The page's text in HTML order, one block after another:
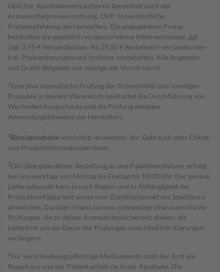
Üblicher Apothekenverkaufspreis berechnet nach der
Arzneimittelpreisverordnung. UVP: Unverbindliche
Preisempfehlung des Herstellers. Die angegebenen Preise
beinhalten die gesetzlich vorgeschriebene Mehrwertsteuer, ggf.
zzgl. 3,95 € Versandkosten. Ab 29,00 € Bestell­wert versand­kosten­
frei. Preisänderungen und Irrtümer vorbehalten. Alle Angebote
und Gratis-Beigaben nur solange der Vorrat reicht.
1 Eine pharmazeutische Prüfung der Arzneimittel und sonstigen
Produkte in deinem Warenkorb beinhaltet die Durchführung von
Wechselwirkungschecks und die Prüfung etwaiger
Anwendungshinweise des Herstellers.
2Biozidproduktevorsichtig verwenden. Vor Gebrauch stets Etikett
und Produktinformationen lesen.
3Die Übergabe deiner Bestellung an den Paketdienstleister erfolgt
bei uns werktags von Montag bis Freitag bis 18:00 Uhr. Der genaue
Lieferzeitpunkt kann je nach Region und in Abhängigkeit der
Produktverfügbarkeit sowie vom Zustellzeitpunkt des Spediteurs
abweichen. Darüber hinaus können notwendige pharmazeutische
Prüfungen, die zu deiner Arzneimittelsicherheit dienen, die
Lieferfrist um die Dauer der Prüfungen einschließlich Klärungen
verlängern.
4Für verschreibungspflichtige Medikamente stellt der Arzt ein
Rezept aus und der Patient erhält sie in der Apotheke. Die